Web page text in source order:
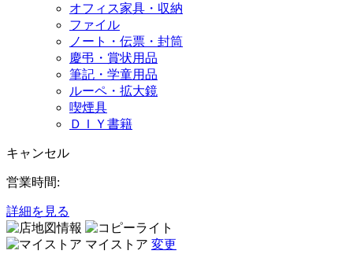
オフィス家具・収納
ファイル
ノート・伝票・封筒
慶弔・賞状用品
筆記・学童用品
ルーペ・拡大鏡
喫煙具
ＤＩＹ書籍
キャンセル
営業時間:
詳細を見る
マイストア 変更